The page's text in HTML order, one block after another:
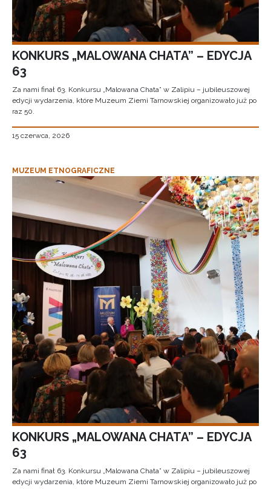
KONKURS „MALOWANA CHATA” – EDYCJA
63
Za nami finał 63. Konkursu „Malowana Chata” w Zalipiu – jubileuszowej
edycji wydarzenia, które Muzeum Ziemi Tarnowskiej organizowało już po
raz 50.
15 czerwca, 2026
MUZEUM ETNOGRAFICZNE
KONKURS „MALOWANA CHATA” – EDYCJA
63
Za nami finał 63. Konkursu „Malowana Chata” w Zalipiu – jubileuszowej
edycji wydarzenia, które Muzeum Ziemi Tarnowskiej organizowało już po